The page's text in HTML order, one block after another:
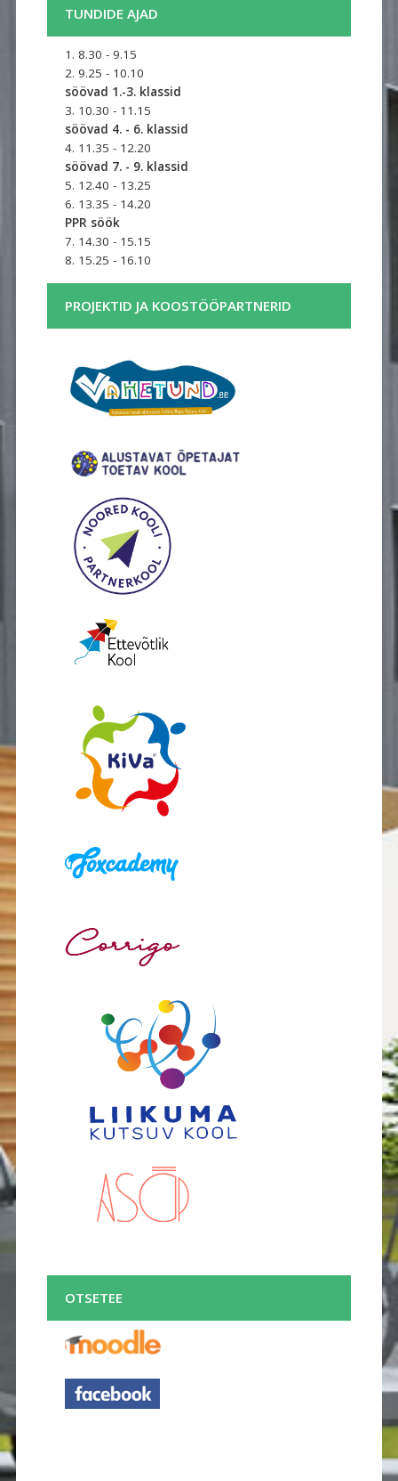
TUNDIDE AJAD
1. 8.30 - 9.15
2. 9.25 - 10.10
söövad 1.-3. klassid
3. 10.30 - 11.15
söövad 4. - 6. klassid
4. 11.35 - 12.20
söövad 7. - 9. klassid
5. 12.40 - 13.25
6. 13.35 - 14.20
PPR söök
7. 14.30 - 15.15
8. 15.25 - 16.10
PROJEKTID JA KOOSTÖÖPARTNERID
OTSETEE